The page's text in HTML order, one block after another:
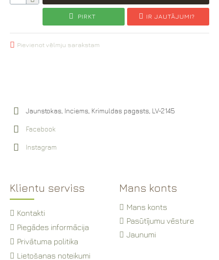
PIRKT IR JAUTĀJUMI?
Pievienot vēlmju sarakstam
Jaunstokas, Inciems, Krimuldas pagasts, LV-2145
Facebook
Instagram
Klientu serviss
Kontakti
Piegādes informācija
Privātuma politika
Lietošanas noteikumi
Mans konts
Mans konts
Pasūtījumu vēsture
Jaunumi